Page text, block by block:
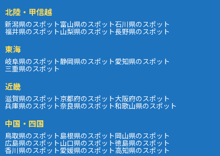
北陸・甲信越
新潟県のスポット富山県のスポット石川県のスポット
福井県のスポット山梨県のスポット長野県のスポット
東海
岐阜県のスポット静岡県のスポット愛知県のスポット
三重県のスポット
近畿
滋賀県のスポット京都府のスポット大阪府のスポット
兵庫県のスポット奈良県のスポット和歌山県のスポット
中国・四国
鳥取県のスポット島根県のスポット岡山県のスポット
広島県のスポット山口県のスポット徳島県のスポット
香川県のスポット愛媛県のスポット高知県のスポット